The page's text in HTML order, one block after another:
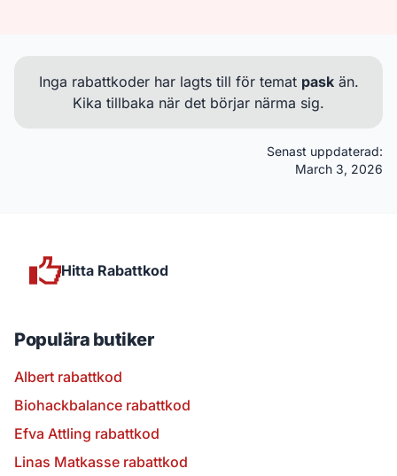
Inga rabattkoder har lagts till för temat paskän.
Kika tillbaka när det börjar närma sig.
Senast uppdaterad:
March 3, 2026
Hitta Rabattkod
Populära butiker
Albert rabattkod
Biohackbalance rabattkod
Efva Attling rabattkod
Linas Matkasse rabattkod